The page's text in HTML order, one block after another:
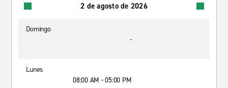
2 de agosto de 2026
Domingo
-
Lunes
08:00 AM - 05:00 PM